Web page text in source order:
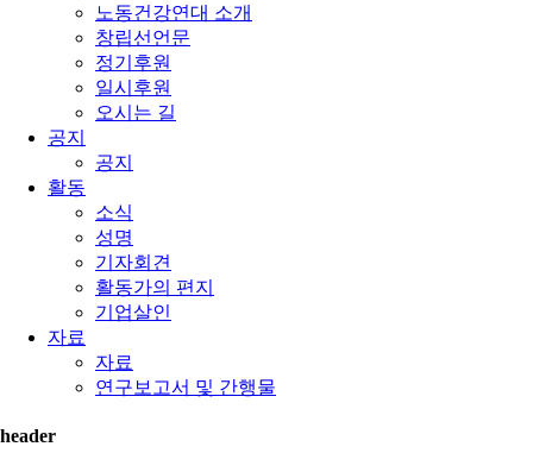
노동건강연대 소개
창립선언문
정기후원
일시후원
오시는 길
공지
공지
활동
소식
성명
기자회견
활동가의 편지
기업살인
자료
자료
연구보고서 및 간행물
header